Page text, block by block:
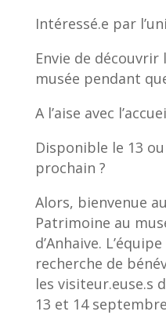
Intéressé.e par
Envie de découvrir
musée pendant
A l’aise avec
Disponible le 13
prochain ?
Alors, bienvenue
Patrimoine au
d’Anhaive.
recherche de
les visiteur.euse.s
13 et 14